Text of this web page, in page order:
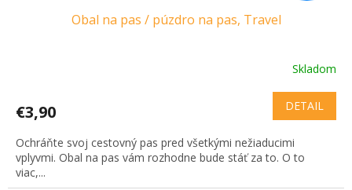
Obal na pas / púzdro na pas, Travel
Skladom
€3,90 DETAIL
Ochráňte svoj cestovný pas pred všetkými nežiaducimi
vplyvmi. Obal na pas vám rozhodne bude stáť za to. O to
viac,...